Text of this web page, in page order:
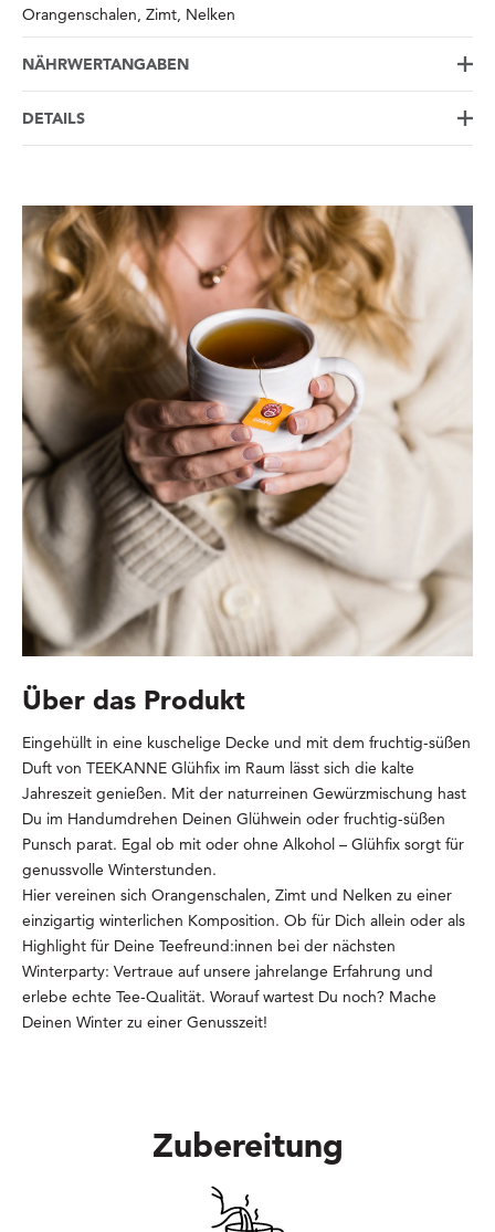
Orangenschalen, Zimt, Nelken
NÄHRWERTANGABEN
DETAILS
Über das Produkt
Eingehüllt in eine kuschelige Decke und mit dem fruchtig-süßen
Duft von TEEKANNE Glühfix im Raum lässt sich die kalte
Jahreszeit genießen. Mit der naturreinen Gewürzmischung hast
Du im Handumdrehen Deinen Glühwein oder fruchtig-süßen
Punsch parat. Egal ob mit oder ohne Alkohol – Glühfix sorgt für
genussvolle Winterstunden.
Hier vereinen sich Orangenschalen, Zimt und Nelken zu einer
einzigartig winterlichen Komposition. Ob für Dich allein oder als
Highlight für Deine Teefreund:innen bei der nächsten
Winterparty: Vertraue auf unsere jahrelange Erfahrung und
erlebe echte Tee-Qualität. Worauf wartest Du noch? Mache
Deinen Winter zu einer Genusszeit!
Zubereitung